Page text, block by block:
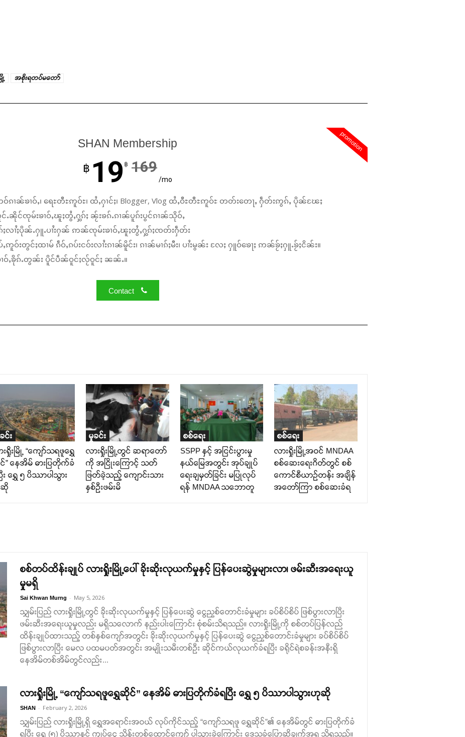
ြို့ အစိုးရတပ်မတော်
promotion
SHAN Membership
฿ 19 ฿ 169
/mo
ၵၢၼ်ၶၢဝ်ႇ၊ ရေႊတီႊဢူဝ်ႊ၊ ထႆႇႁၢင်ႈ၊ Blogger, Vlog ထႆႇဝီႊတီႊဢူဝ်ႊ တတ်းတေႃႇ ႁဵတ်းဢွၵ်ႇ ပိုၼ်ၽႄႈ
ႉၼိုင်ၸုမ်းၶၢဝ်ႇၽူႈတွႆႇႁွၵ်ႈ ၼႂ်းၶၵ်ႉၵၢၼ်ပူၵ်းပွင်ၵၢၼ်သိုဝ်ႇ
ႈလၢႆႈပိုၼ်ႉႁူႉပၢႆးႁၼ် ဢၼ်ၸုမ်းၶၢဝ်ႇၽူႈတွႆႇႁွၵ်ႈၸတ်းႁဵတ်း
ဢူဝ်းတွင်ႈထၢမ် ၵဵဝ်ႇၵပ်းငဝ်းလၢႆးၵၢၼ်မိူင်း၊ ၵၢၼ်မၢၵ်ႈမီး၊ ပၢႆးမွၼ်း လႄႈ ႁူဝ်ၶေႃႈ ဢၼ်ၶႂ်ႈႁူႉၶႂ်ႈငိၼ်း။
ဝ်ႇၶိုၵ်ႉတွၼ်း ပိူင်ပဵၼ်ဝူင်ႈလႂ်ဝူင်ႈ ၼၼ်ႉ။
Contact
င်း
ရှိုးမြို့ “ကျော်သရဖူရွှေ
” နေအိမ် ဓားပြတိုက်ခံ
း ရွှေ ၅ ပိဿာပါသွား
မှုခင်း
လားရှိုးမြို့တွင် ဆရာတော်
ကို အငြိုးကြောင့် သဝာ်
ဖြတ်ခဲ့သည့် ကျောင်းသား
နှစ်ဦးဖမ်းမိ
စစ်ရေး
SSPP နှင့် အငြင်းပွားမှု
နယ်မြေအတွင်း အုပ်ချုပ်
ရေးချမှတ်ခြင်း မပြုလုပ်
ရန် MNDAA သဘောတူ
စစ်ရေး
လားရှိုးမြို့အဝင် MNDAA
စစ်ဆေးရေးဂိတ်တွင် စစ်
ကောင်စီယာဉ်တန်း အချိန်
အတော်ကြာ စစ်ဆေးခံရ
စစ်တပ်ထိန်းချုပ် လားရှိုးမြို့ပေါ် ခိုးဆိုးလုယက်မှုနှင့် ပြန်ပေးဆွဲမှုများလာ၊ ဖမ်းဆီးအရေးယူ
မှုမရှိ
Sai Khwan Murng - May 5, 2026
သျှမ်းပြည် လားရှိုးမြို့တွင် ခိုးဆိုးလုယက်မှုနှင့် ပြန်ပေးဆွဲ ငွေညှစ်တောင်းခံမှုများ ခပ်စိပ်စိပ် ဖြစ်ပွားလာပြီး
ဖမ်းဆီးအရေးယူမှုလည်း မရှိသလောက် နည်းပါးကြောင်း စုံစမ်းသိရသည်။ လားရှိုးမြို့ကို စစ်တပ်ပြန်လည်
ထိန်းချုပ်ထားသည့် တစ်နှစ်ကျော်အတွင်း ခိုးဆိုးလုယက်မှုနှင့် ပြန်ပေးဆွဲ ငွေညှစ်တောင်းခံမှုများ ခပ်စိပ်စိပ်
ဖြစ်ပွားလာပြီး မေလ ပထမပတ်အတွင်း အမျိုးသမီးတစ်ဦး ဆိုင်ကယ်လုယက်ခံရပြီး ခရိုင်ရဲစခန်းအနီးရှိ
နေအိမ်တစ်အိမ်တွင်လည်း...
လားရှိုးမြို့ “ကျော်သရဖူရွှေဆိုင်” နေအိမ် ဓားပြတိုက်ခံရပြီး ရွှေ ၅ ပိဿာပါသွားဟုဆို
SHAN - February 2, 2026
သျှမ်းပြည် လားရှိုးမြို့ရှိ ရွှေအရောင်းအဝယ် လုပ်ကိုင်သည့် “ကျော်သရဖူ ရွှေဆိုင်”၏ နေအိမ်တွင် ဓားပြတိုက်ခံ
ရပြီး ရွှေ (၅) ပိဿာနှင့် ကျပ်ငွေ သိန်းတစ်ထောင်ကျော် ပါသွားခဲ့ကြောင်း ဒေသခံပြောဆိုချက်အရ သိရသည်။